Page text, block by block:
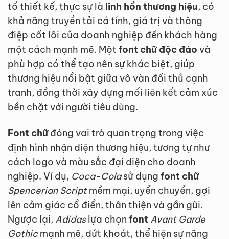
tố thiết kế, thực sự là linh hồn thương hiệu, có
khả năng truyền tải cá tính, giá trị và thông
điệp cốt lõi của doanh nghiệp đến khách hàng
một cách mạnh mẽ. Một font chữ độc đáo và
phù hợp có thể tạo nên sự khác biệt, giúp
thương hiệu nổi bật giữa vô vàn đối thủ cạnh
tranh, đồng thời xây dựng mối liên kết cảm xúc
bền chặt với người tiêu dùng.
Font chữđóng vai trò quan trọng trong việc
định hình nhận diện thương hiệu, tương tự như
cách logo và màu sắc đại diện cho doanh
nghiệp. Ví dụ, Coca-Colasử dụng font chữ
Spencerian Scriptmềm mại, uyển chuyển, gợi
lên cảm giác cổ điển, thân thiện và gần gũi.
Ngược lại, Adidaslựa chọn font Avant Garde
Gothicmạnh mẽ, dứt khoát, thể hiện sự năng